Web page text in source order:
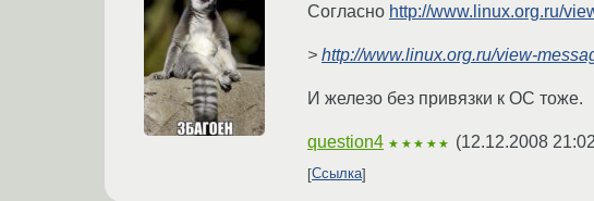
Согласно http://www.linux.org.ru/
> http://www.linux.org.ru/view-
И железо без привязки к ОС тоже.
question4 ★★★★★ (12.12.2008
Ссылка